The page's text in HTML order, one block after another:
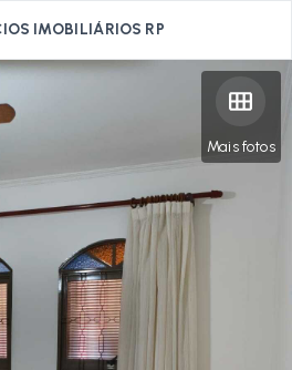
IMOBILIÁRIOS RP
Mais fotos